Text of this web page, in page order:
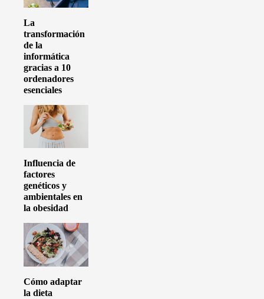
La
transformación
de la
informática
gracias a 10
ordenadores
esenciales
Influencia de
factores
genéticos y
ambientales en
la obesidad
Cómo adaptar
la dieta